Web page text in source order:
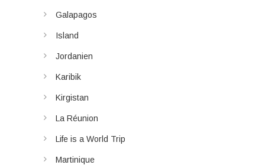
Galapagos
Island
Jordanien
Karibik
Kirgistan
La Réunion
Life is a World Trip
Martinique